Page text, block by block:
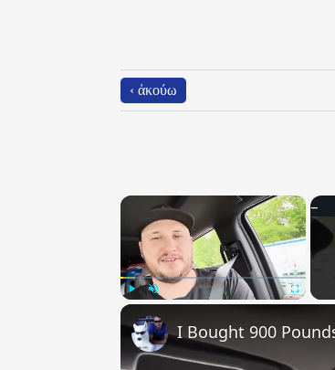
‹ ἀκούω
×
I Bought 900